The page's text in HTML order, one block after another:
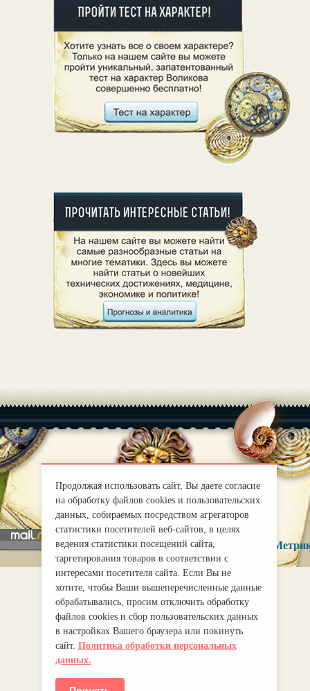
О нас
mirprognoz@mail.ru
Продолжая использовать сайт, Вы даете согласие
на обработку файлов cookies и пользовательских
данных, собираемых посредством агрегаторов
статистики посетителей веб-сайтов, в целях
ведения статистики посещений сайта,
таргетирования товаров в соответствии с
интересами посетителя сайта. Если Вы не
хотите, чтобы Ваши вышеперечисленные данные
обрабатывались, просим отключить обработку
файлов cookies и сбор пользовательских данных
в настройках Вашего браузера или покинуть
сайт. Политика обработки персональных
данных.